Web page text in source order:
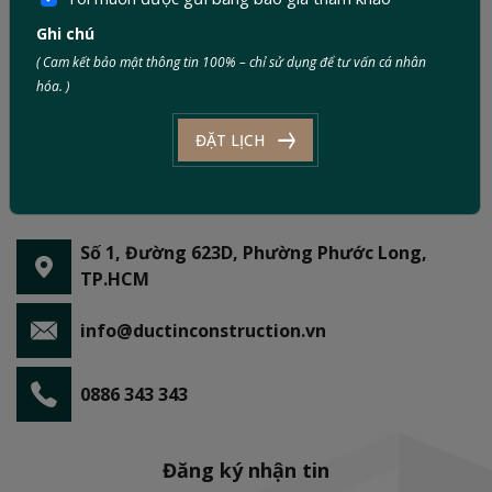
Số 1, Đường 623D, Phường Phước Long,
TP.HCM
info@ductinconstruction.vn
0886 343 343
Đăng ký nhận tin
Ghi chú
( Cam kết bảo mật thông tin 100% – chỉ sử dụng để tư vấn cá nhân
hóa. )
ĐẶT LỊCH